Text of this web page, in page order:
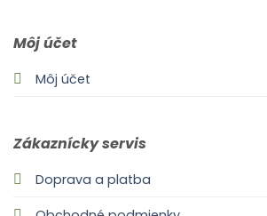
Môj účet
Môj účet
Zákaznícky servis
Doprava a platba